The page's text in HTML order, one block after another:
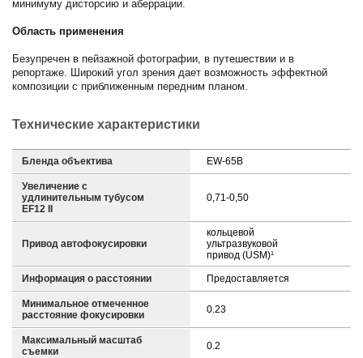
минимуму дисторсию и аберрации.
Область применения
Безупречен в пейзажной фотографии, в путешествии и в
репортаже. Широкий угол зрения дает возможность эффектной
композиции с приближенным передним планом.
Технические характеристики
Бленда объектива EW-65B
Увеличение с
удлинительным тубусом
EF12 II
0,71-0,50
Привод автофокусировки
кольцевой
ультразвуковой
привод (USM)¹
Информация о расстоянии Предоставляется
Минимальное отмеченное
расстояние фокусировки
0.23
Максимальный масштаб
съемки
0.2